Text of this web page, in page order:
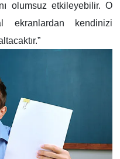
olumsuz etkileyebilir. O
ekranlardan kendinizi